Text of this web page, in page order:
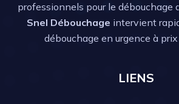
professionnels pour le débouchage
Snel Débouchage intervient
débouchage en urgence à
LIENS